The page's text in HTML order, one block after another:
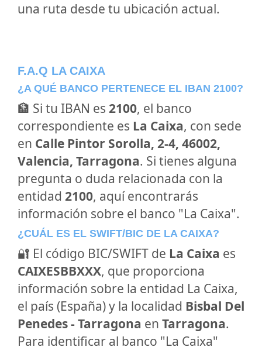
una ruta desde tu ubicación actual.
F.A.Q LA CAIXA
¿A QUÉ BANCO PERTENECE EL IBAN 2100?
🏦 Si tu IBAN es 2100, el banco
correspondiente es La Caixa, con sede
en Calle Pintor Sorolla, 2-4, 46002,
Valencia, Tarragona. Si tienes alguna
pregunta o duda relacionada con la
entidad 2100, aquí encontrarás
información sobre el banco "La Caixa".
¿CUÁL ES EL SWIFT/BIC DE LA CAIXA?
🔐 El código BIC/SWIFT de La Caixa es
CAIXESBBXXX, que proporciona
información sobre la entidad La Caixa,
el país (España) y la localidad Bisbal Del
Penedes - Tarragona en Tarragona.
Para identificar al banco "La Caixa"